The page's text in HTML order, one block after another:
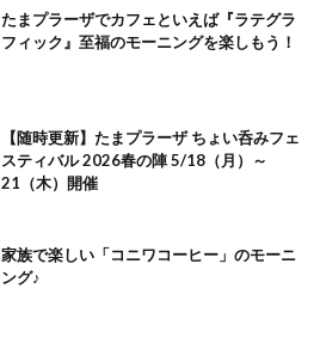
たまプラーザでカフェといえば『ラテグラ
フィック』至福のモーニングを楽しもう！
【随時更新】たまプラーザ ちょい呑みフェ
スティバル 2026春の陣 5/18（月）～
21（木）開催
家族で楽しい「コニワコーヒー」のモーニ
ング♪